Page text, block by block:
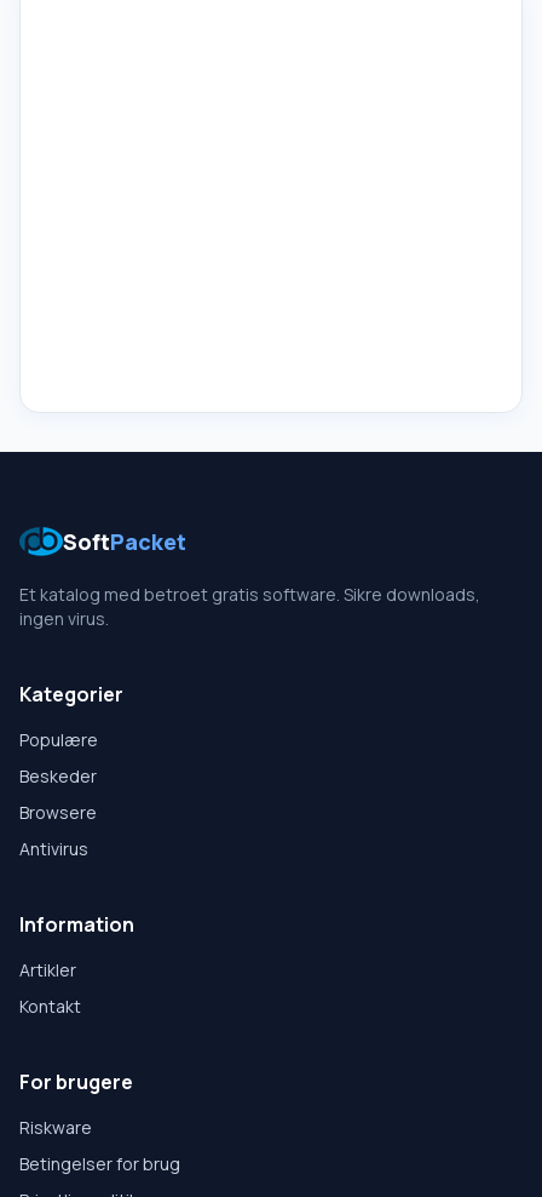
SoftPacket
Et katalog med betroet gratis software. Sikre downloads,
ingen virus.
Kategorier
Populære
Beskeder
Browsere
Antivirus
Information
Artikler
Kontakt
For brugere
Riskware
Betingelser for brug